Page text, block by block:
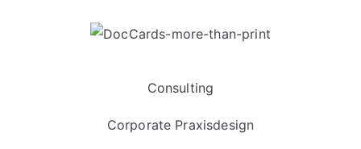
Consulting
Corporate Praxisdesign